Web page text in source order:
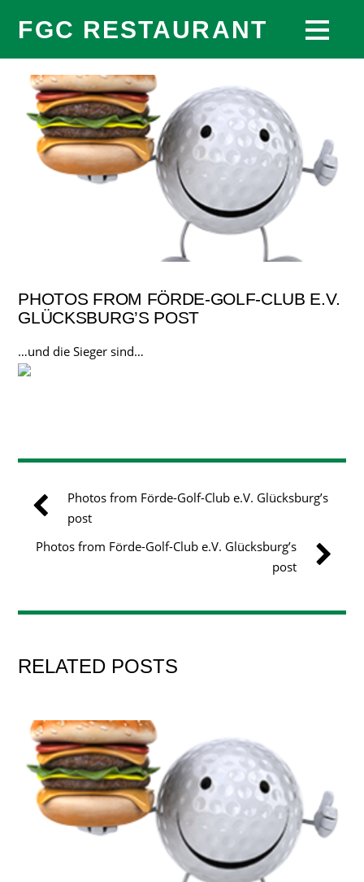
FGC RESTAURANT
PHOTOS FROM FÖRDE-GOLF-CLUB E.V.
GLÜCKSBURG’S POST
…und die Sieger sind…
Photos from Förde-Golf-Club e.V. Glücksburg’s
post
Photos from Förde-Golf-Club e.V. Glücksburg’s
post
RELATED POSTS